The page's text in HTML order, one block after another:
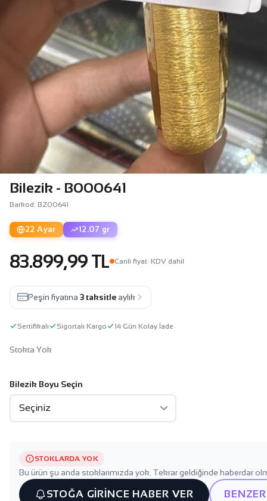
Bilezik - B000641
Barkod: BZ00641
22 Ayar 12.07 gr
83.899,99 TL Canli fiyat· KDV dahil
Peşin fiyatına 3 taksitle aylık
Sertifikalı Sigortalı Kargo 14 Gün Kolay İade
Stokta Yok
Bilezik Boyu Seçin
STOKLARDA YOK
Bu ürün şu anda stoklarımızda yok. Tekrar geldiğinde haberdar
STOĞA GİRİNCE HABER VER